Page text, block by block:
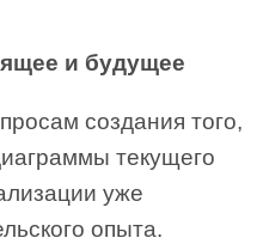
и будущее
создания того,
текущего
уже
опыта.